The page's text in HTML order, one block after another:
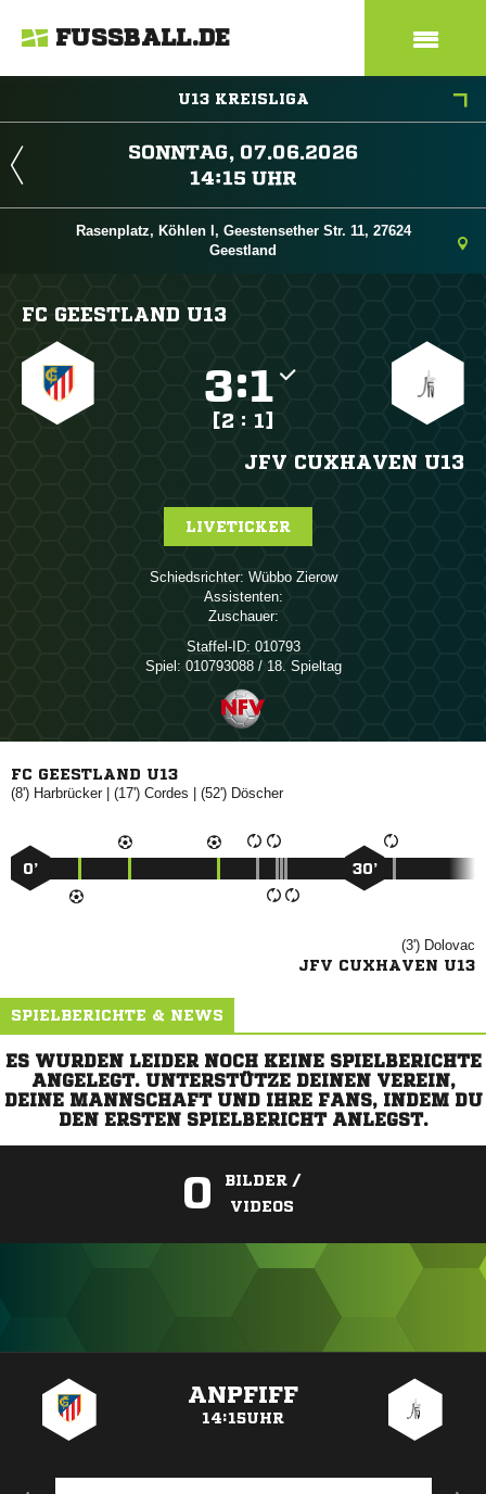
FUSSBALL.DE
U13 KREISLIGA
 
 
Rasenplatz, Köhlen I, Geestensether Str. 11, 27624
Geestland
FC GEESTLAND U13
:
[2 : 1]
JFV CUXHAVEN U13
LIVETICKER
Schiedsrichter:  
Assistenten:
Zuschauer:
Staffel-ID: 010793
Spiel: 010793088 / 18. Spieltag
FC GEESTLAND U13
(8') | (17')  | (52') 
0’ 30’
(3') 
JFV CUXHAVEN U13
SPIELBERICHTE & NEWS
ES WURDEN LEIDER NOCH KEINE SPIELBERICHTE
ANGELEGT. UNTERSTÜTZE DEINEN VEREIN,
DEINE MANNSCHAFT UND IHRE FANS, INDEM DU
DEN ERSTEN SPIELBERICHT ANLEGST.
0
BILDER /
VIDEOS
ANPFIFF
14:15UHR